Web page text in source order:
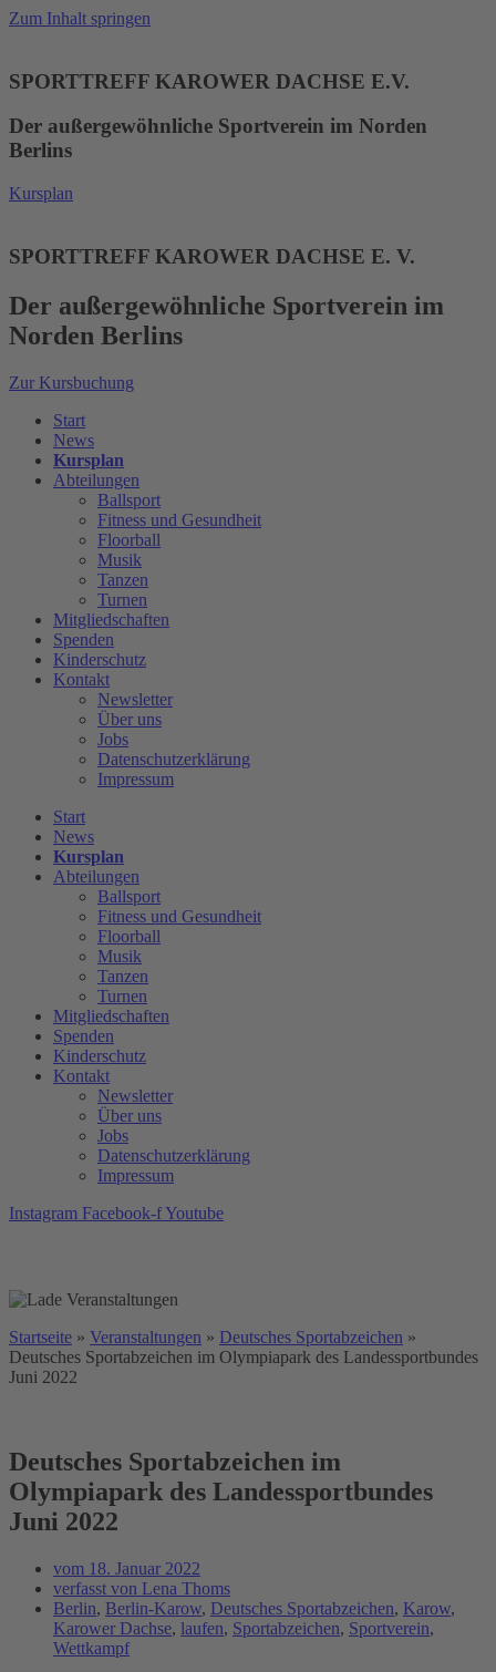
Zum Inhalt springen
SPORTTREFF KAROWER DACHSE E.V.
Der außergewöhnliche Sportverein im Norden
Berlins
Kursplan
SPORTTREFF KAROWER DACHSE E. V.
Der außergewöhnliche Sportverein im
Norden Berlins
Zur Kursbuchung
Start
News
Kursplan
Abteilungen
Ballsport
Fitness und Gesundheit
Floorball
Musik
Tanzen
Turnen
Mitgliedschaften
Spenden
Kinderschutz
Kontakt
Newsletter
Über uns
Jobs
Datenschutzerklärung
Impressum
Start
News
Kursplan
Abteilungen
Ballsport
Fitness und Gesundheit
Floorball
Musik
Tanzen
Turnen
Mitgliedschaften
Spenden
Kinderschutz
Kontakt
Newsletter
Über uns
Jobs
Datenschutzerklärung
Impressum
Instagram Facebook-fYoutube
Startseite » Veranstaltungen » Deutsches Sportabzeichen »
Deutsches Sportabzeichen im Olympiapark des Landessportbundes
Juni 2022
Deutsches Sportabzeichen im
Olympiapark des Landessportbundes
Juni 2022
vom 18. Januar 2022
verfasst von Lena Thoms
Berlin, Berlin-Karow, Deutsches Sportabzeichen, Karow,
Karower Dachse, laufen, Sportabzeichen, Sportverein,
Wettkampf